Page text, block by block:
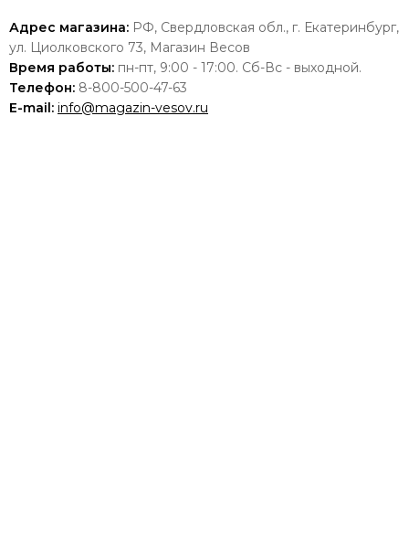
Адрес магазина: РФ, Свердловская обл., г. Екатеринбург,
ул. Циолковского 73, Магазин Весов
Время работы: пн-пт, 9:00 - 17:00. Сб-Вс - выходной.
Телефон: 8-800-500-47-63
E-mail: info@magazin-vesov.ru